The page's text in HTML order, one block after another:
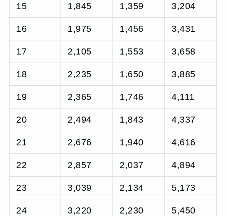
15 1,845 1,359 3,204
16 1,975 1,456 3,431
17 2,105 1,553 3,658
18 2,235 1,650 3,885
19 2,365 1,746 4,111
20 2,494 1,843 4,337
21 2,676 1,940 4,616
22 2,857 2,037 4,894
23 3,039 2,134 5,173
24 3,220 2,230 5,450